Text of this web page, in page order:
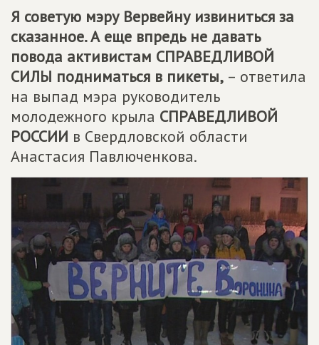
Я советую мэру Вервейну извиниться за
сказанное. А еще впредь не давать
повода активистам СПРАВЕДЛИВОЙ
СИЛЫ подниматься в пикеты, – ответила
на выпад мэра руководитель
молодежного крыла СПРАВЕДЛИВОЙ
РОССИИ в Свердловской области
Анастасия Павлюченкова.